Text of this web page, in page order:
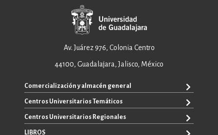
Av. Juárez 976, Colonia Centro
44100, Guadalajara, Jalisco, México
Comercialización y almacén general
+52 33 3640 6326
+52 33 3640 4595
Centros Universitarios Temáticos
CUAAD
CUCEA
Centros Universitarios Regionales
LIBROS